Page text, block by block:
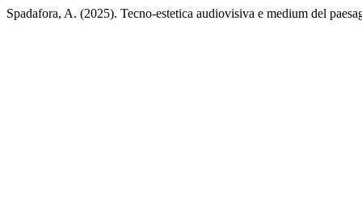
Spadafora, A. (2025). Tecno-estetica audiovisiva e medium del